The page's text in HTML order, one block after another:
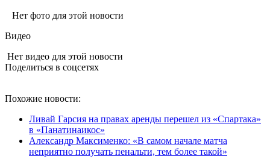
Нет фото для этой новости
Видео
Нет видео для этой новости
Поделиться в соцсетях
Похожие новости:
Ливай Гарсия на правах аренды перешел из «Спартака»
в «Панатинаикос»
Александр Максименко: «В самом начале матча
неприятно получать пенальти, тем более такой»